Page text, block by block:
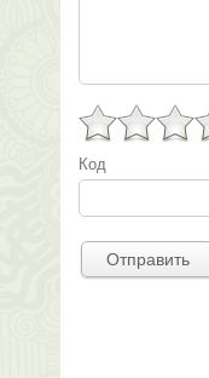
Код
Отправить